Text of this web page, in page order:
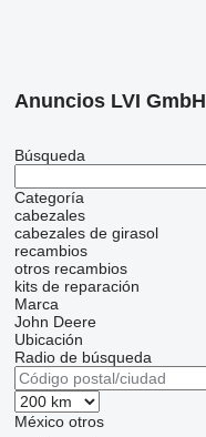
Anuncios LVI GmbH
Búsqueda
Categoría
cabezales
cabezales de girasol
recambios
otros recambios
kits de reparación
Marca
John Deere
Ubicación
Radio de búsqueda
México otros